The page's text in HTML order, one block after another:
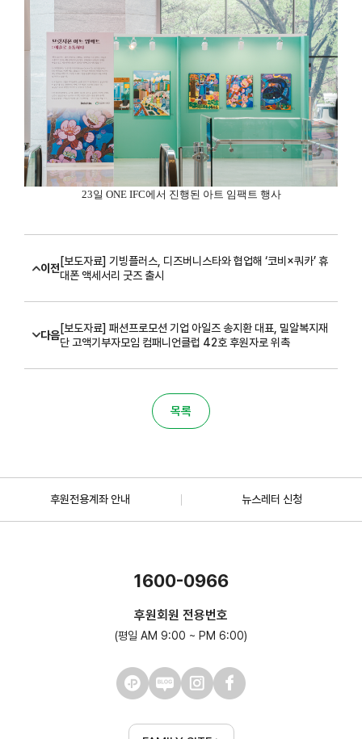
23일 ONE IFC에서 진행된 아트 임팩트 행사
이전
[보도자료] 기빙플러스, 디즈버니스타와 협업해 ‘코비×쿼카’ 휴
대폰 액세서리 굿즈 출시
다음
[보도자료] 패션프로모션 기업 아일즈 송지환 대표, 밀알복지재
단 고액기부자모임 컴패니언클럽 42호 후원자로 위촉
목록
후원전용계좌 안내 뉴스레터 신청
1600-0966
후원회원 전용번호
(평일 AM 9:00 ~ PM 6:00)